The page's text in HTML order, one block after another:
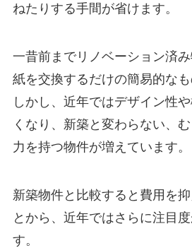
ねたりする手間が省けます。
一昔前までリノベーション済
紙を交換するだけの簡易的なも
しかし、近年ではデザイン性
くなり、新築と変わらない、
力を持つ物件が増えています。
新築物件と比較すると費用を
とから、近年ではさらに注目
す。